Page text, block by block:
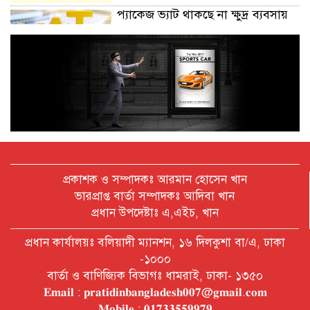
প্যাকেজ ভ্যাট থাকছে না ক্ষুদ্র ব্যবসায়
অক্টোবরে স্থানীয় সরকার নির্বাচন
আয়োজনের লক্ষ্যে প্রস্তুতি চলছে : ইসি
বিদেশ সফরে দেশের মানুষের স্বার্থ নিয়ে
কথা বলেছি : প্রধানমন্ত্রী
চীন বাংলাদেশের গুরুত্বপূর্ণ সহযোগি:
শি জিনপিং
দুপুরের মধ্যে ঢাকাসহ ৯ জেলায় ৬০
প্রকাশক ও সম্পাদকঃ আরমান হোসেন খান
ভারপ্রাপ্ত বার্তা সম্পাদকঃ আদিবা খান
প্রধান উপদেষ্টাঃ এ,এইচ, খান
প্রধান কার্যালয়ঃ বলিয়াদী ম্যানশন, ১৬ দিলকুশা বা/এ, ঢাকা
-১০০০
বার্তা ও বাণিজ্যিক বিভাগঃ ধামরাই, ঢাকা- ১৩৫০
𝐄𝐦𝐚𝐢𝐥 : 𝐩𝐫𝐚𝐭𝐢𝐝𝐢𝐧𝐛𝐚𝐧𝐠𝐥𝐚𝐝𝐞𝐬𝐡𝟎𝟎𝟕@𝐠𝐦𝐚𝐢𝐥.𝐜𝐨𝐦